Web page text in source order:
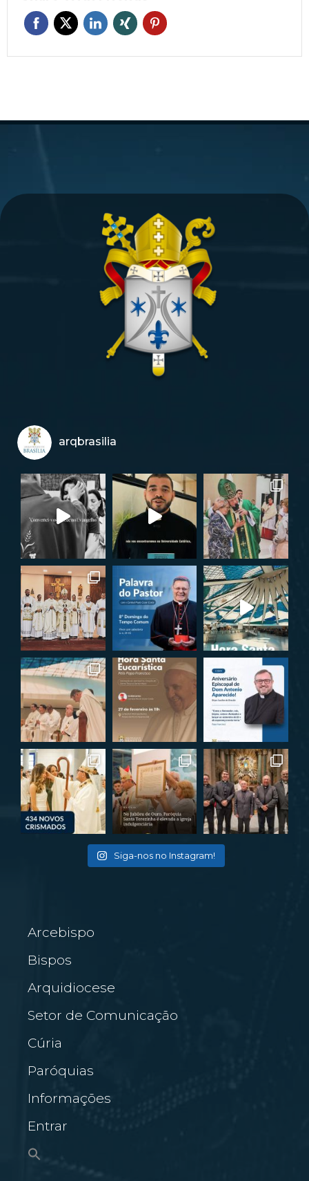
arqbrasilia
Siga-nos no Instagram!
Arcebispo
Bispos
Arquidiocese
Setor de Comunicação
Cúria
Paróquias
Informações
Entrar